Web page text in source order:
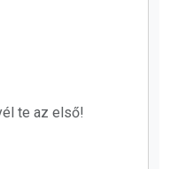
te az első!